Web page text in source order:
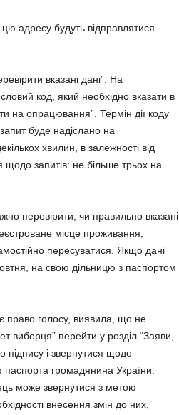
адресу будуть відправлятися
вказані дані”. На
код, який необхідно вказати в
на опрацювання”. Термін дії коду
буде надіслано на
хвилин, в залежності від
запитів: не більше трьох на
перевірити, чи правильно вказані
місце проживання;
пересуватися. Якщо дані
на свою дільницю з паспортом
право голосу, виявила, що не
виборця” перейти у розділ “Заяви,
підпису і звернутися щодо
громадянина України.
може звернутися з метою
внесення змін до них,